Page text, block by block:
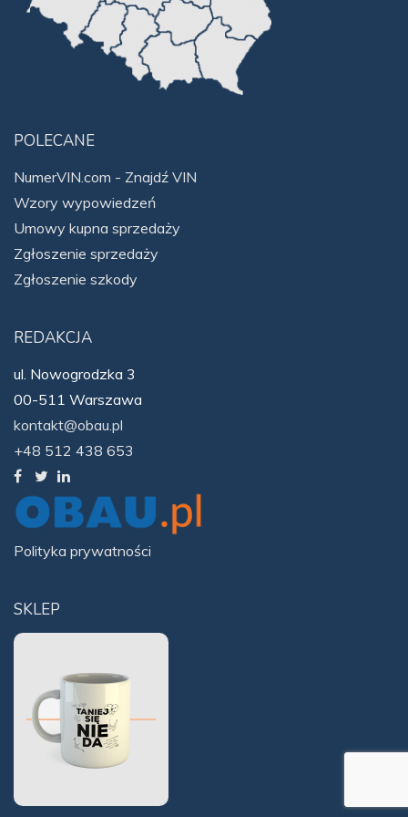
SKLEP
POLECANE
NumerVIN.com - Znajdź VIN
Wzory wypowiedzeń
Umowy kupna sprzedaży
Zgłoszenie sprzedaży
Zgłoszenie szkody
REDAKCJA
ul. Nowogrodzka 3
00-511 Warszawa
kontakt@obau.pl
+48 512 438 653
Polityka prywatności